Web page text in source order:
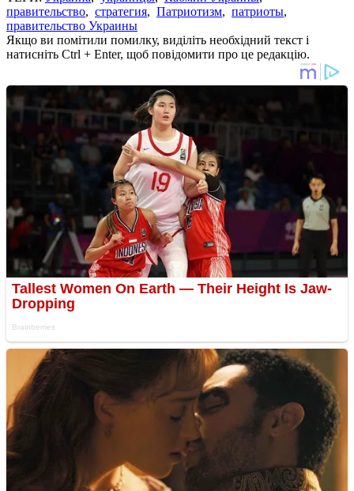
правительство, стратегия, Патриотизм, патриоты,
правительство Украины
Якщо ви помітили помилку, виділіть необхідний текст і
натисніть Ctrl + Enter, щоб повідомити про це редакцію.